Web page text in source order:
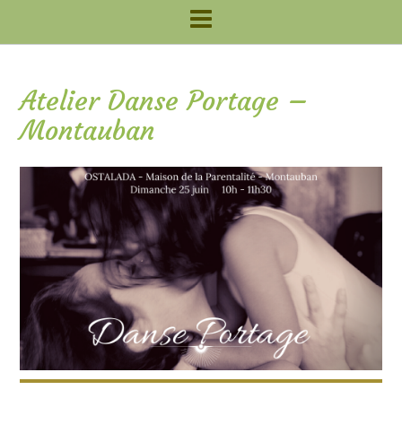
Atelier Danse Portage –
Montauban